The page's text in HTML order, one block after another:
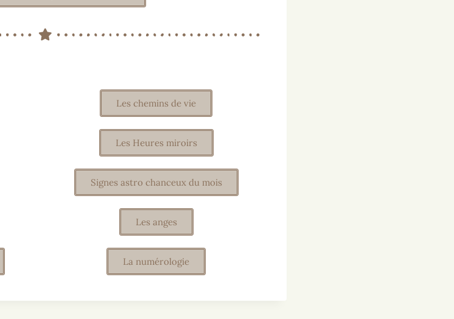
Les chemins de vie
Les Heures miroirs
Signes astro chanceux du mois
Les anges
La numérologie